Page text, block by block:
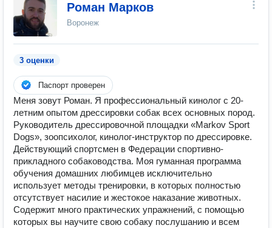
Роман Марков
Воронеж
3 оценки
Паспорт проверен
Меня зовут Роман. Я профессиональный кинолог с 20-
летним опытом дрессировки собак всех основных пород.
Руководитель дрессировочной площадки «Markov Sport
Dogs», зоопсихолог, кинолог-инструктор по дрессировке.
Действующий спортсмен в Федерации спортивно-
прикладного собаководства. Моя гуманная программа
обучения домашних любимцев исключительно
использует методы тренировки, в которых полностью
отсутствует насилие и жестокое наказание животных.
Содержит много практических упражнений, с помощью
которых вы научите свою собаку послушанию и всем